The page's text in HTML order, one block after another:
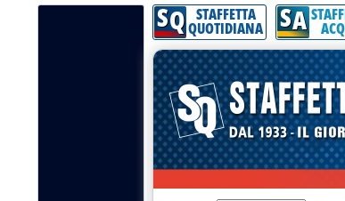
SQ STAFFETTA
QUOTIDIANA SA